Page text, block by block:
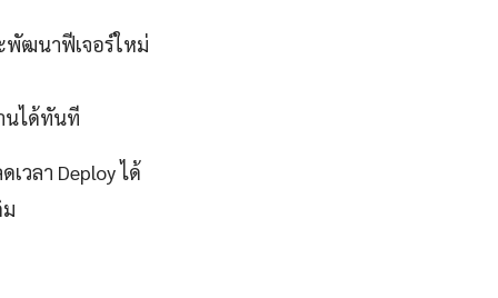
ฒนาฟีเจอร์ใหม่
นได้ทันที
วลา Deploy ได้